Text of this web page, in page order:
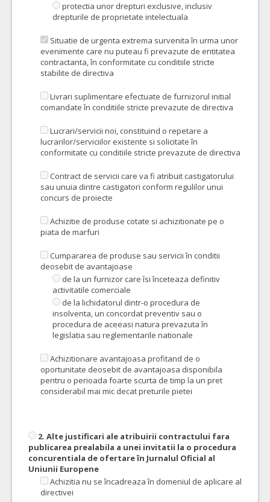
protectia unor drepturi exclusive, inclusiv
drepturile de proprietate intelectuala
Situatie de urgenta extrema survenita în urma unor
evenimente care nu puteau fi prevazute de entitatea
contractanta, în conformitate cu conditiile stricte
stabilite de directiva
Livrari suplimentare efectuate de furnizorul initial
comandate în conditiile stricte prevazute de directiva
Lucrari/servicii noi, constituind o repetare a
lucrarilor/serviciilor existente si solicitate în
conformitate cu conditiile stricte prevazute de directiva
Contract de servicii care va fi atribuit castigatorului
sau unuia dintre castigatori conform regulilor unui
concurs de proiecte
Achizitie de produse cotate si achizitionate pe o
piata de marfuri
Cumpararea de produse sau servicii în conditii
deosebit de avantajoase
de la un furnizor care îsi înceteaza definitiv
activitatile comerciale
de la lichidatorul dintr-o procedura de
insolventa, un concordat preventiv sau o
procedura de aceeasi natura prevazuta în
legislatia sau reglementarile nationale
Achizitionare avantajoasa profitand de o
oportunitate deosebit de avantajoasa disponibila
pentru o perioada foarte scurta de timp la un pret
considerabil mai mic decat preturile pietei
2. Alte justificari ale atribuirii contractului fara
publicarea prealabila a unei invitatii la o procedura
concurentiala de ofertare în Jurnalul Oficial al
Uniunii Europene
Achizitia nu se încadreaza în domeniul de aplicare al
directivei